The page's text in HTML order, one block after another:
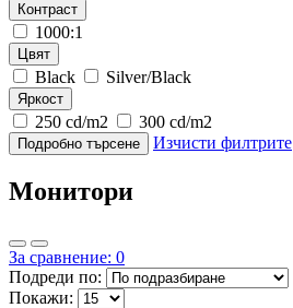
Контраст
1000:1
Цвят
Black Silver/Black
Яркост
250 cd/m2 300 cd/m2
Подробно търсене Изчисти филтрите
Монитори
За сравнение: 0
Подреди по:
Покажи: